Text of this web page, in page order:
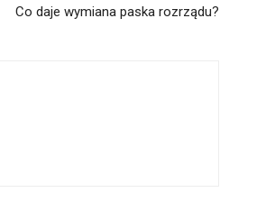
Co daje wymiana paska rozrządu?